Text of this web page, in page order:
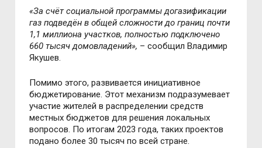
«За счёт социальной программы догазификации
газ подведён в общей сложности до границ почти
1,1 миллиона участков, полностью подключено
660 тысяч домовладений», – сообщил Владимир
Якушев.
Помимо этого, развивается инициативное
бюджетирование. Этот механизм подразумевает
участие жителей в распределении средств
местных бюджетов для решения локальных
вопросов. По итогам 2023 года, таких проектов
подано более 30 тысяч по всей стране.